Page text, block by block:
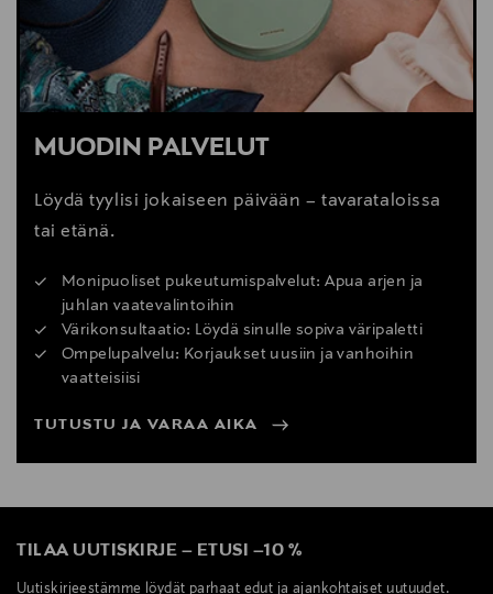
MUODIN PALVELUT
Löydä tyylisi jokaiseen päivään – tavarataloissa
tai etänä.
Monipuoliset pukeutumispalvelut: Apua arjen ja
juhlan vaatevalintoihin
Värikonsultaatio: Löydä sinulle sopiva väripaletti
Ompelupalvelu: Korjaukset uusiin ja vanhoihin
vaatteisiisi
TUTUSTU JA VARAA AIKA
TILAA UUTISKIRJE – ETUSI –10 %
Uutiskirjeestämme löydät parhaat edut ja ajankohtaiset uutuudet.